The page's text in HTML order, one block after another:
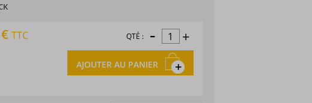
TTC QTÉ : - +
AJOUTER AU PANIER